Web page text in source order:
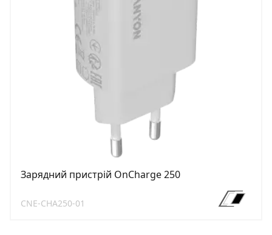
Зарядний пристрій OnCharge 250
CNE-CHA250-01